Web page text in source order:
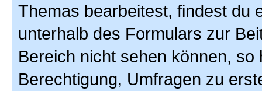
Themas bearbeitest, findest du
unterhalb des Formulars zur
Bereich nicht sehen können,
Berechtigung, Umfragen zu